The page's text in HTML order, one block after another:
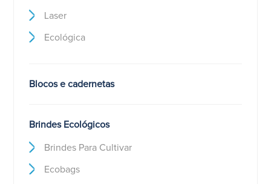
Laser
Ecológica
Blocos e cadernetas
Brindes Ecológicos
Brindes Para Cultivar
Ecobags